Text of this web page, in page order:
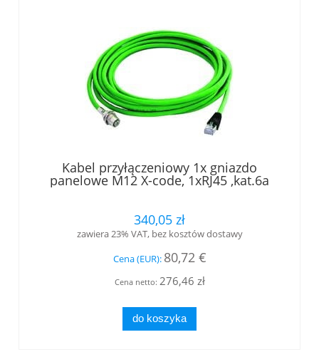
Kabel przyłączeniowy 1x gniazdo
panelowe M12 X-code, 1xRJ45 ,kat.6a
długość 2,0 m (L82101A0000)
340,05 zł
zawiera 23% VAT, bez kosztów dostawy
Cena (EUR): 80,72 €
Cena netto: 276,46 zł
do koszyka